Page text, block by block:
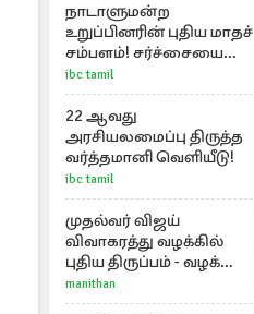
நாடாளுமன்ற
உறுப்பினரின் புதிய மாதச்
சம்பளம்! சர்ச்சையை
கிளப்பிய அர்ச்சுனாவின்
அறிக்கை
ibc tamil
22 ஆவது
அரசியலமைப்பு திருத்த
வர்த்தமானி வெளியீடு!
ibc tamil
முதல்வர் விஜய்
விவாகரத்து வழக்கில்
புதிய திருப்பம் - வழக்கை
வாபஸ் பெற்ற சங்கீதா!
manithan